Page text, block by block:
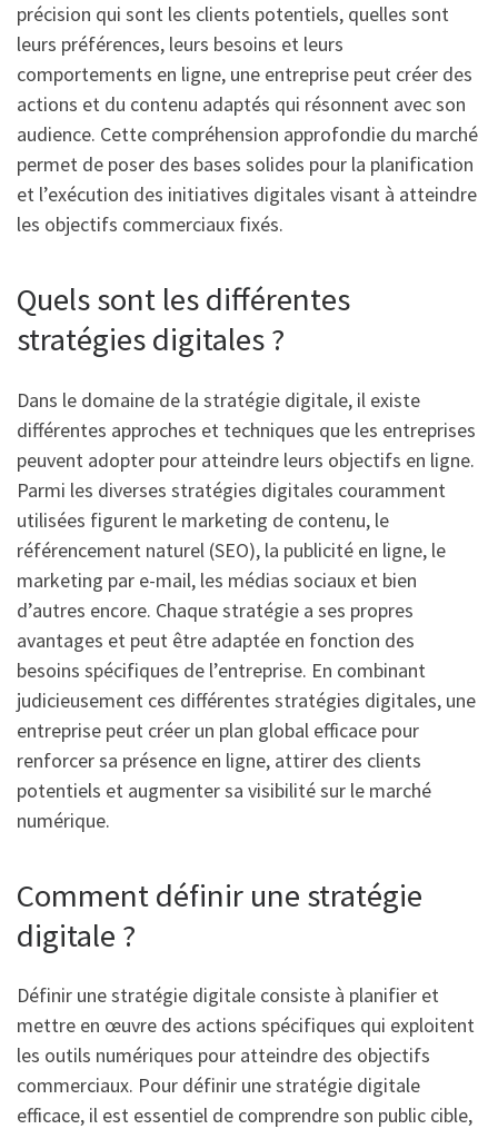
précision qui sont les clients potentiels, quelles sont
leurs préférences, leurs besoins et leurs
comportements en ligne, une entreprise peut créer des
actions et du contenu adaptés qui résonnent avec son
audience. Cette compréhension approfondie du marché
permet de poser des bases solides pour la planification
et l’exécution des initiatives digitales visant à atteindre
les objectifs commerciaux fixés.
Quels sont les différentes
stratégies digitales ?
Dans le domaine de la stratégie digitale, il existe
différentes approches et techniques que les entreprises
peuvent adopter pour atteindre leurs objectifs en ligne.
Parmi les diverses stratégies digitales couramment
utilisées figurent le marketing de contenu, le
référencement naturel (SEO), la publicité en ligne, le
marketing par e-mail, les médias sociaux et bien
d’autres encore. Chaque stratégie a ses propres
avantages et peut être adaptée en fonction des
besoins spécifiques de l’entreprise. En combinant
judicieusement ces différentes stratégies digitales, une
entreprise peut créer un plan global efficace pour
renforcer sa présence en ligne, attirer des clients
potentiels et augmenter sa visibilité sur le marché
numérique.
Comment définir une stratégie
digitale ?
Définir une stratégie digitale consiste à planifier et
mettre en œuvre des actions spécifiques qui exploitent
les outils numériques pour atteindre des objectifs
commerciaux. Pour définir une stratégie digitale
efficace, il est essentiel de comprendre son public cible,